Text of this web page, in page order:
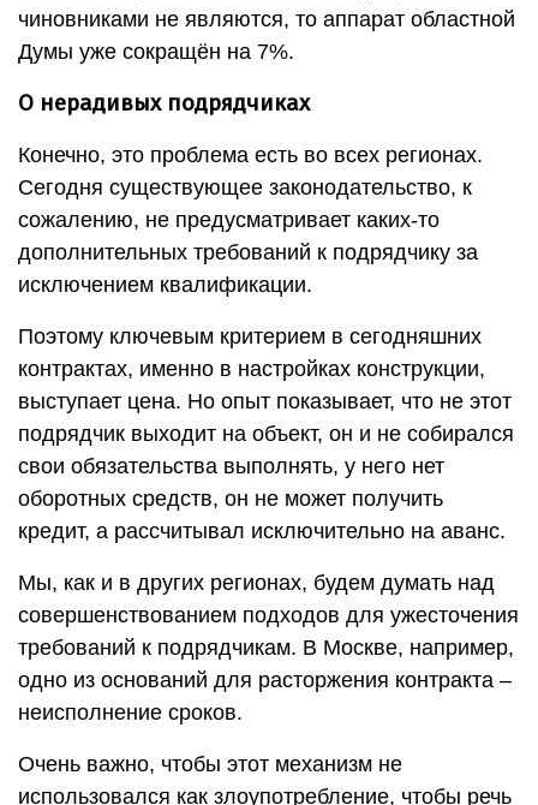
чиновниками не являются, то аппарат областной
Думы уже сокращён на 7%.
О нерадивых подрядчиках
Конечно, это проблема есть во всех регионах.
Сегодня существующее законодательство, к
сожалению, не предусматривает каких-то
дополнительных требований к подрядчику за
исключением квалификации.
Поэтому ключевым критерием в сегодняшних
контрактах, именно в настройках конструкции,
выступает цена. Но опыт показывает, что не этот
подрядчик выходит на объект, он и не собирался
свои обязательства выполнять, у него нет
оборотных средств, он не может получить
кредит, а рассчитывал исключительно на аванс.
Мы, как и в других регионах, будем думать над
совершенствованием подходов для ужесточения
требований к подрядчикам. В Москве, например,
одно из оснований для расторжения контракта –
неисполнение сроков.
Очень важно, чтобы этот механизм не
использовался как злоупотребление, чтобы речь